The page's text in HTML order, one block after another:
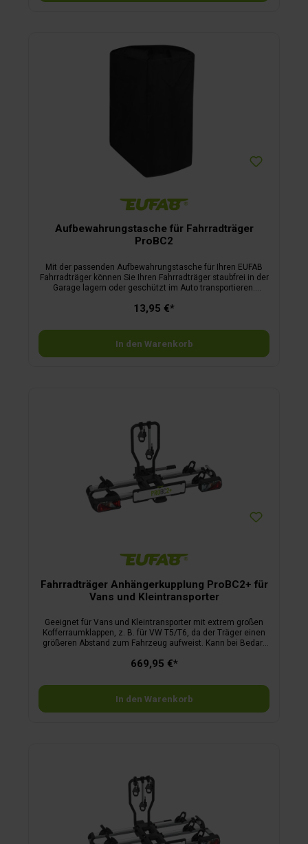
Aufbewahrungstasche für Fahrradträger
ProBC2
Mit der passenden Aufbewahrungstasche für Ihren EUFAB
Fahrradträger können Sie Ihren Fahrradträger staubfrei in der
Garage lagern oder geschützt im Auto transportieren.
Beschädigungen ideal für Lagerung in der Garage und den
Material
13,95 €*
In den Warenkorb
Fahrradträger Anhängerkupplung ProBC2+ für
Vans und Kleintransporter
Geeignet für Vans und Kleintransporter mit extrem großen
Kofferraumklappen, z. B. für VW T5/T6, da der Träger einen
größeren Abstand zum Fahrzeug aufweist. Kann bei Bedarf
669,95 €*
In den Warenkorb